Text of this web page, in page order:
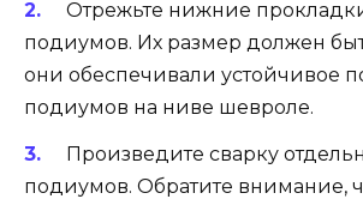
Отрежьте нижние
подиумов. Их размер должен
они обеспечивали устойчивое
подиумов на ниве шевроле.
Произведите сварку
подиумов. Обратите внимание,